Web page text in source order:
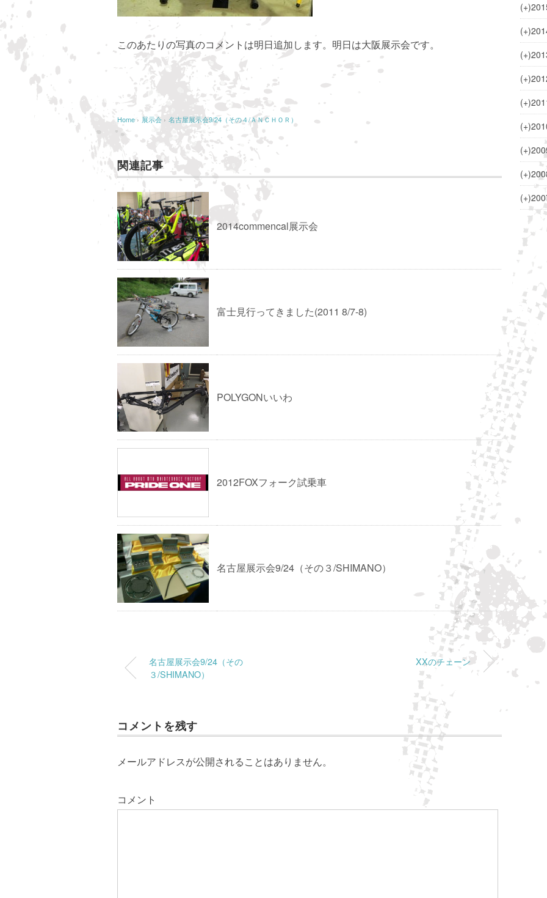
このあたりの写真のコメントは明日追加します。明日は大阪展示会です。
Home › 展示会 › 名古屋展示会9/24（その４/ＡＮＣＨＯＲ）
関連記事
2014commencal展示会
富士見行ってきました(2011 8/7-8)
POLYGONいいわ
2012FOXフォーク試乗車
名古屋展示会9/24（その３/SHIMANO）
名古屋展示会9/24（その
３/SHIMANO）
XXのチェーン
コメントを残す
メールアドレスが公開されることはありません。
コメント
(+)
(+)
(+)
(+)
(+)
(+)
(+)
(+)
(+)